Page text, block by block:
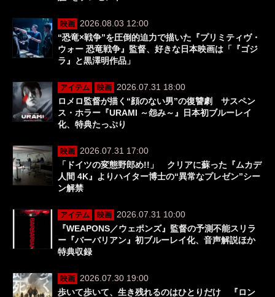
映画 2026.08.03 12:00
“恐竜×戦争”を圧倒的迫力で描いた『プリミティヴ・
ウォー 恐竜戦争』監督、好きな日本映画は「『ゴジ
ラ』と黒澤明作品」
アイテム 映画 2026.07.31 18:00
ロメロ監督が描く“顔のない男”の復讐劇 サスペン
ス・ホラー『URAMI ～怨み～』日本初ブルーレイ
化、特典たっぷり
映画 2026.07.31 17:00
「ドイツの変態野郎め!!」 クリアに蘇った『ムカデ
人間 4K』よりハイター博士の“異常なプレゼン”シー
ン解禁
アイテム 映画 2026.07.31 10:00
『WEAPONS／ウェポンズ』監督の予測不能スリラ
ー『バーバリアン』初ブルーレイ化、音声解説ほか
特典収録
映画 2026.07.30 19:00
歩いて歩いて、生き残れるのはひとりだけ 『ロン